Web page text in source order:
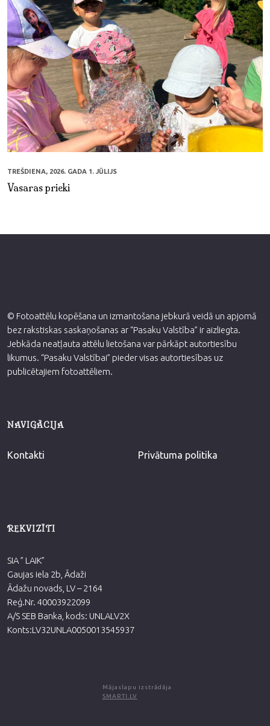
TREŠDIENA, 2026. GADA 1. JŪLIJS
Vasaras prieki
© Fotoattēlu kopēšana un izmantošana jebkurā veidā un apjomā
bez rakstiskas saskaņošanas ar “Pasaku Valstība” ir aizliegta.
Jebkāda neatļauta attēlu lietošana var pārkāpt autortiesību
likumus. “Pasaku Valstībai” pieder visas autortiesības uz
publicētajiem fotoattēliem.
NAVIGĀCIJA
Kontakti Privātuma politika
REKVIZĪTI
SIA ” LAIK”
Gaujas iela 2b, Ādaži
Ādažu novads, LV – 2164
Reģ.Nr. 40003922099
A/S SEB Banka, kods: UNLALV2X
Konts:LV32UNLA0050013545937
Mājaslapu izstrādāja
SMARTI.LV